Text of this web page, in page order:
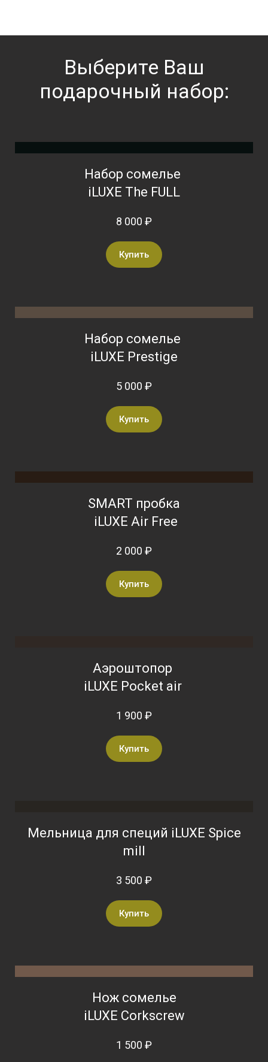
Выберите Ваш
подарочный набор:
Набор сомелье
iLUXE The FULL
8 000 ₽
Купить
Набор сомелье
iLUXE Prestige
5 000 ₽
Купить
SMART пробка
iLUXE Air Free
2 000 ₽
Купить
Аэроштопор
iLUXE Pocket air
1 900 ₽
Купить
Мельница для специй iLUXE Spice
mill
3 500 ₽
Купить
Нож сомелье
iLUXE Corkscrew
1 500 ₽